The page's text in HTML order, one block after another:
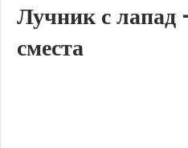
Лучник с лапад
сместа